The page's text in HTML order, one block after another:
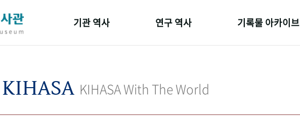
기관 역사 연구 역사
키워드로 보는 연구 역사
기록물 아카이브
KIHASA With The World